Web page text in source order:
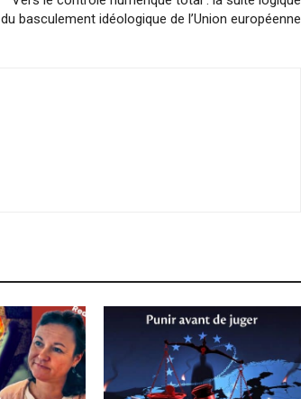
du basculement idéologique de l’Union européenne